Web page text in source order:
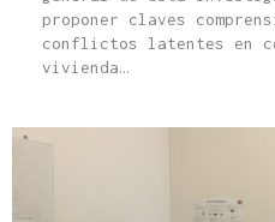
proponer claves
conflictos latentes en
vivienda…